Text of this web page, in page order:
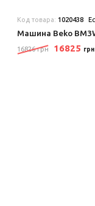
Код товара: 1020438
Машина Beko
16826 грн 16825 грн